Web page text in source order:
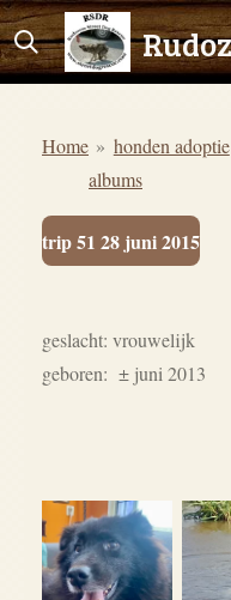
Ga
direct
hoofdinhoud
Home » honden adoptie
albums
trip 51 28 juni 2015
geslacht: vrouwelijk
geboren: ± juni 2013